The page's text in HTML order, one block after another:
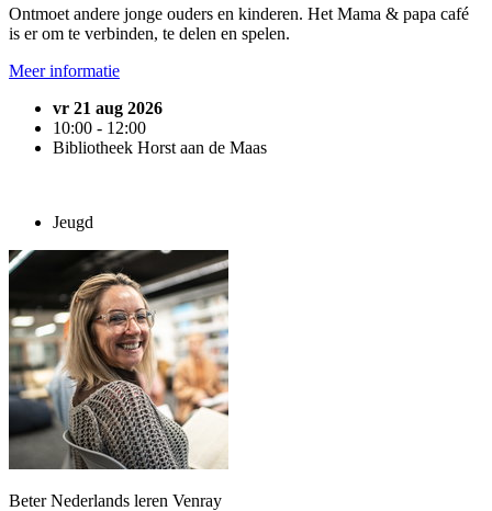
Ontmoet andere jonge ouders en kinderen. Het Mama & papa café
is er om te verbinden, te delen en spelen.
Meer informatie
vr 21 aug 2026
10:00 - 12:00
Bibliotheek Horst aan de Maas
Jeugd
Beter Nederlands leren Venray